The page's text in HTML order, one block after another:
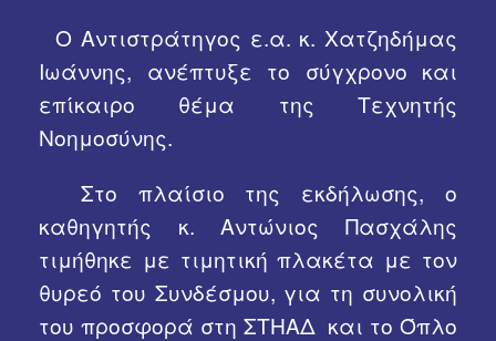
Ο Αντιστράτηγος ε.α. κ. Χατζηδήμας
Ιωάννης, ανέπτυξε το σύγχρονο και
επίκαιρο θέμα της Τεχνητής
Νοημοσύνης.
Στο πλαίσιο της εκδήλωσης, ο
καθηγητής κ. Αντώνιος Πασχάλης
τιμήθηκε με τιμητική πλακέτα με τον
θυρεό του Συνδέσμου, για τη συνολική
του προσφορά στη ΣΤΗΑΔ και το Όπλο